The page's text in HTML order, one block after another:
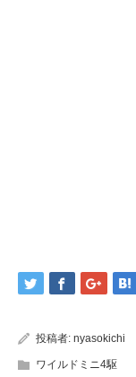
投稿者: nyasokichi
ワイルドミニ4駆